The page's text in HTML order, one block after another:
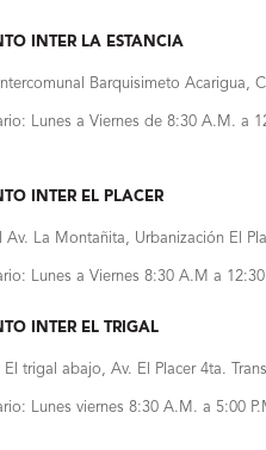
INTER LA ESTANCIA
Barquisimeto Acarigua,
Lunes a Viernes de 8:30 A.M. a
INTER EL PLACER
Av. La Montañita, Urbanización El
Lunes a Viernes 8:30 A.M a
INTER EL TRIGAL
El trigal abajo, Av. El Placer 4ta.
Lunes viernes 8:30 A.M. a 5:00